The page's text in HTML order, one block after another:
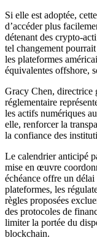
Si elle est adoptée,
d’accéder plus
détenant des crypto-
tel changement
les plateformes
équivalentes offshore,
Gracy Chen, directrice
réglementaire
les actifs numériques
elle, renforcer la
la confiance des
Le calendrier anticipé
mise en œuvre
échéance offre un
plateformes, les
règles proposées
des protocoles de
limiter la portée du
blockchain.